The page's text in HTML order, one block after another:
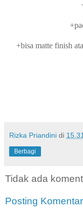
+bisa matte finish
Rizka Priandini di
Berbagi
Tidak ada
Posting Komentar